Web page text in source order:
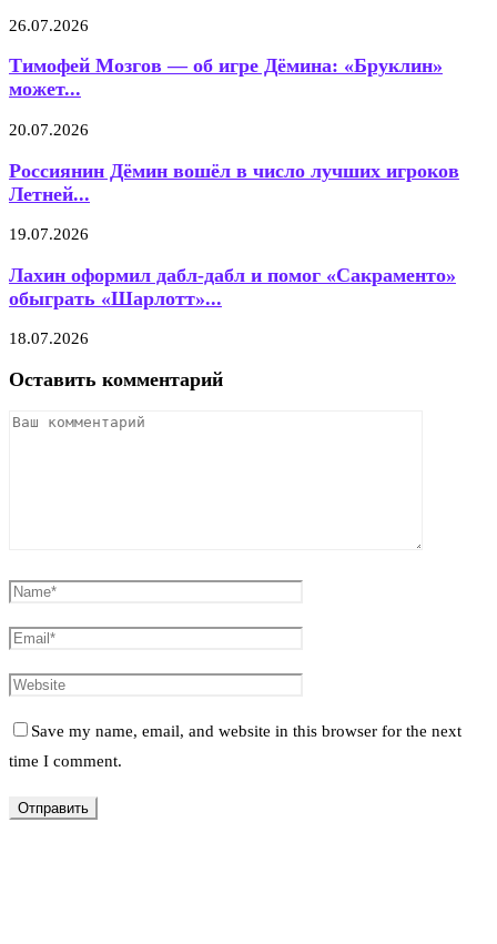
26.07.2026
Тимофей Мозгов — об игре Дёмина: «Бруклин»
может...
20.07.2026
Россиянин Дёмин вошёл в число лучших игроков
Летней...
19.07.2026
Лахин оформил дабл-дабл и помог «Сакраменто»
обыграть «Шарлотт»...
18.07.2026
Оставить комментарий
Save my name, email, and website in this browser for the next
time I comment.